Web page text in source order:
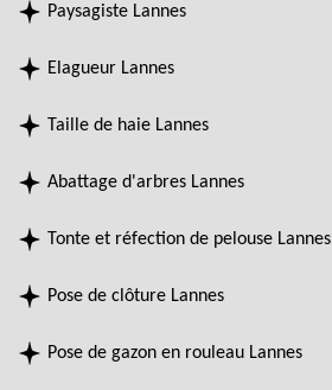
Paysagiste Lannes
Elagueur Lannes
Taille de haie Lannes
Abattage d'arbres Lannes
Tonte et réfection de pelouse Lannes
Pose de clôture Lannes
Pose de gazon en rouleau Lannes